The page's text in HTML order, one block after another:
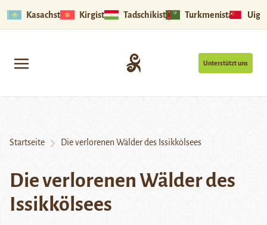
Kasachstan Kirgistan Tadschikistan Turkmenistan
Unterstützt uns
Startseite Die verlorenen Wälder des Issikkölsees
Die verlorenen Wälder des
Issikkölsees